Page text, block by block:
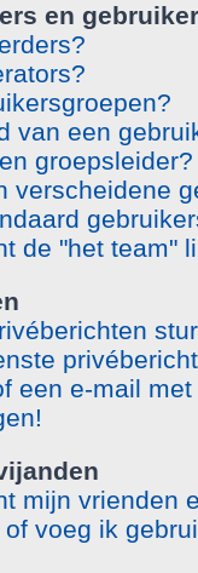
en
van een
groepsleider?
verscheidene
de "het team"
een e-mail
mijn vrienden
voeg ik